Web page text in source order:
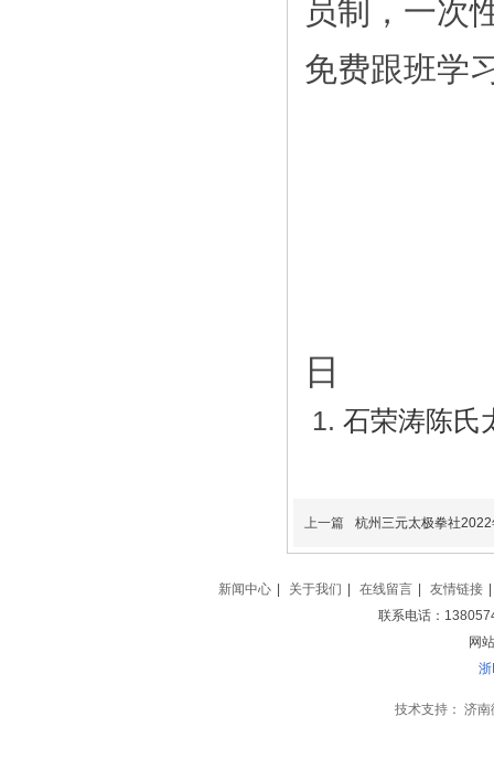
员制，一次
免费跟班学
日
石荣涛陈氏
上一篇 杭州三元太极拳社
新闻中心 关于我们 在线留言 友情链接
联系电话：
网
技术支持： 济南